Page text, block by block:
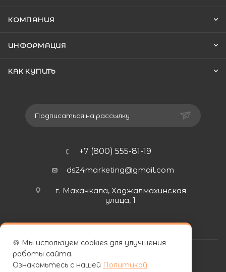
КОМПАНИЯ
ИНФОРМАЦИЯ
КАК КУПИТЬ
Подписаться на рассылку
+7 (800) 555-81-19
ds24marketing@gmail.com
г. Махачкала, Хаджалмахинская
улица, 1
🍪 Мы используем cookies для улучшения
работы сайта.
Ознакомьтесь с нашей Политикой